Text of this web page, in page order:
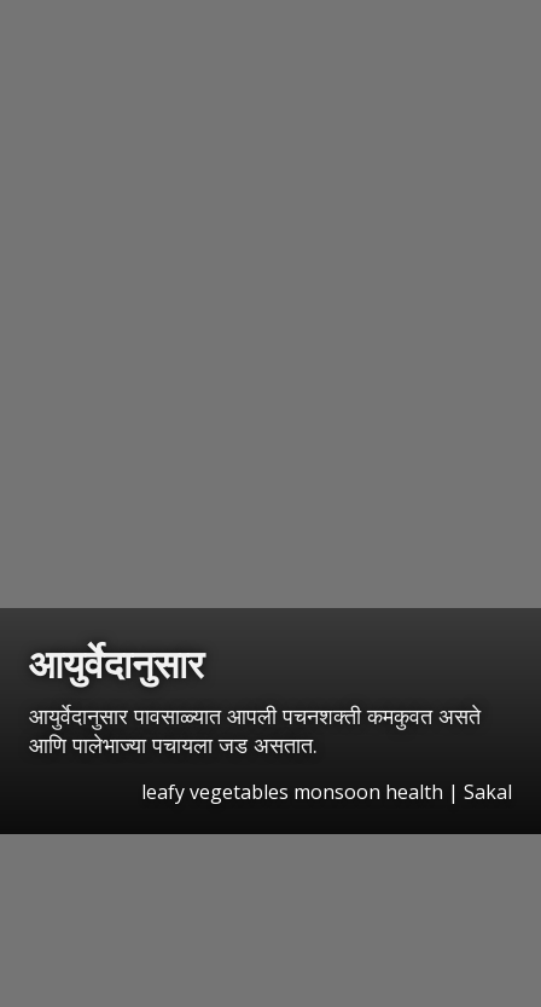
आयुर्वेदानुसार
आयुर्वेदानुसार पावसाळ्यात आपली पचनशक्ती कमकुवत असते
आणि पालेभाज्या पचायला जड असतात.
leafy vegetables monsoon health | Sakal